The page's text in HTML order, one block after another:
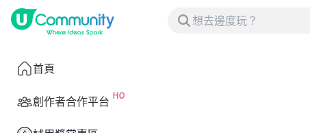
首頁
創作者合作平台